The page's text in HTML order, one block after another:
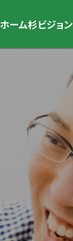
ホーム杉ビジョン